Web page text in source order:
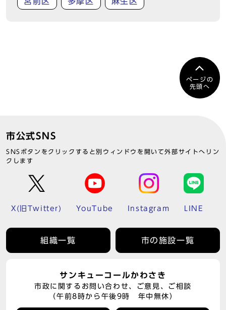
ページの
先頭へ
市公式SNS
SNSボタンをクリックすると別ウィンドウを開いて外部サイトへリン
クします
X(旧Twitter) YouTube Instagram LINE
組織一覧 市の施設一覧
サンキューコールかわさき
市政に関するお問い合わせ、ご意見、ご相談
（午前8時から午後9時 年中無休）